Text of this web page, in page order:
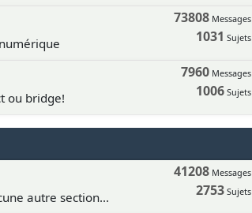
73808 Messages
1031 Sujets
ou bridge!
7960 Messages
1006 Sujets
autre section...
41208 Messages
2753 Sujets